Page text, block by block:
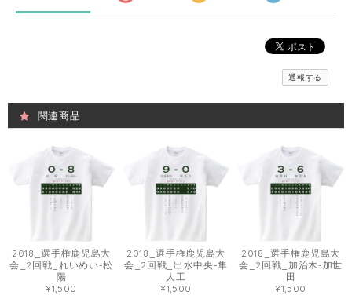
通報する
関連商品
2018_選手権鹿児島大
会_2回戦_れいめい-松
陽
¥1,500
2018_選手権鹿児島大
会_2回戦_出水中央-隼
人工
¥1,500
2018_選手権鹿児島大
会_2回戦_加治木-加世
田
¥1,500